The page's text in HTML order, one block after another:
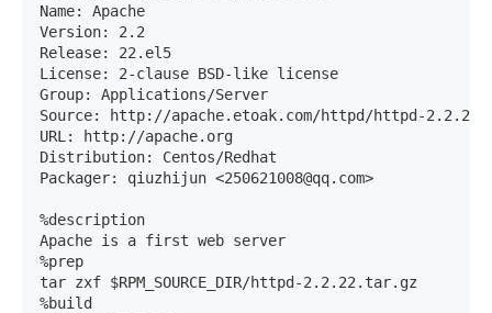
Name: Apache
Version: 2.2
Release: 22.el5
License: 2-clause BSD-like license
Group: Applications/Server
Source: http://apache.etoak.com/httpd/httpd-
URL: http://apache.org
Distribution: Centos/Redhat
Packager: qiuzhijun <250621008@qq.com>
%description
Apache is a first web server
%prep
tar zxf $RPM_SOURCE_DIR/httpd-2.2.22.tar.gz
%build